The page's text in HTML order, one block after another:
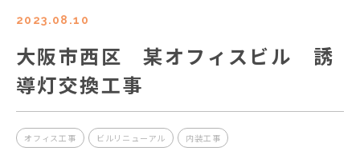
2023.08.10
大阪市西区 某オフィスビル 誘
導灯交換工事
オフィス工事 ビルリニューアル 内装工事